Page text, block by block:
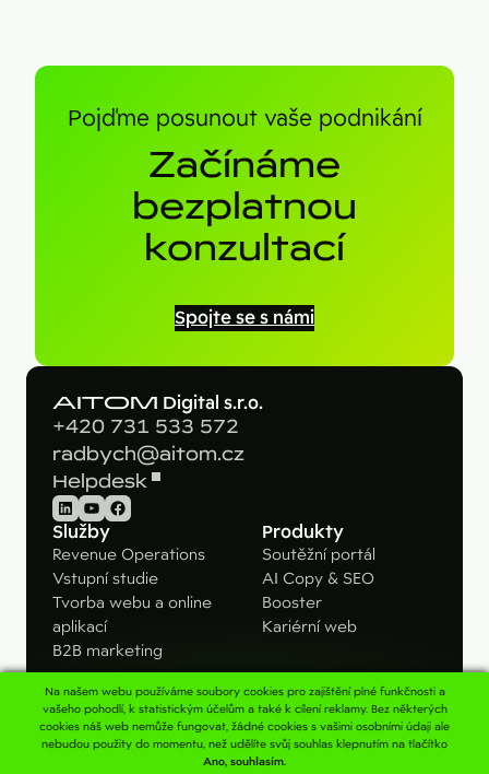
Pojďme posunout vaše podnikání
Začínáme
bezplatnou
konzultací
Spojte se s námi
AITOM Digital s.r.o.
+420 731 533 572
radbych@aitom.cz
Helpdesk
LinkedIn
YouTube
Facebook
Služby
Revenue Operations
Vstupní studie
Tvorba webu a online
aplikací
B2B marketing
Produkty
Soutěžní portál
AI Copy & SEO
Booster
Kariérní web
Pro koho
B2B firmy
Velké značky
Kontakt
Napište nám
Konzultace
Na našem webu používáme soubory cookies pro zajištění plné funkčnosti a
vašeho pohodlí, k statistickým účelům a také k cílení reklamy. Bez některých
cookies náš web nemůže fungovat, žádné cookies s vašimi osobními údaji ale
nebudou použity do momentu, než udělíte svůj souhlas klepnutím na tlačítko
Ano, souhlasím.